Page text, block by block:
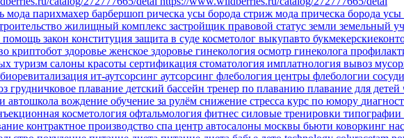
мода парихмахер барбершоп рическа усы борода стриж мода прическа борода усы
жилищный комплекс застройщик правовой статус земли земельный
помощь закон конституция защита в суде косметолог выкупавто
криптобот здоровье женское здоровье гинекология осмотр гинеколога
туризм салоны красоты сертификация стоматология имплатнология вывоз
биоревитализация ит-аутсорсинг аутсорсинг флебология центры флебологии
грудничковое плавание детский бассейн тренер по плаванию плавание для детей
автошкола вождение обучение за рулём снижение стресса курс по юмору
косметология офтальмология фитнес силовые тренировки типографии
контрактное производство спа центр автосалоны москвы бьюти коворкинг